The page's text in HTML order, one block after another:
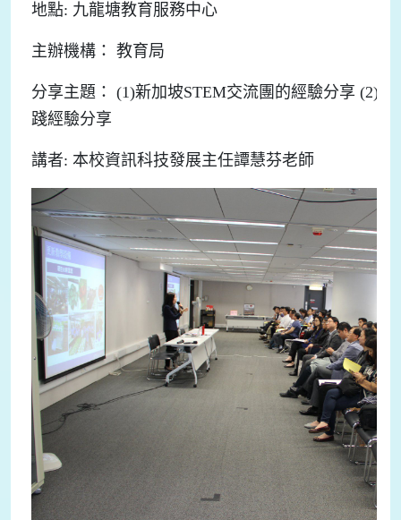
地點: 九龍塘教育服務中心
主辦機構： 教育局
分享主題： (1)新加坡STEM交流團的經驗分享 (2)
踐經驗分享
講者: 本校資訊科技發展主任譚慧芬老師